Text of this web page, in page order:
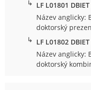
↳ LF L01801 DBIET
Název anglicky:
doktorský
↳ LF L01802 DBIET
Název anglicky:
doktorský